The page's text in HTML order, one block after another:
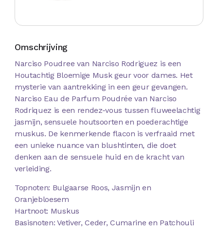
Omschrijving
Narciso Poudree van Narciso Rodriguez is een
Houtachtig Bloemige Musk geur voor dames. Het
mysterie van aantrekking in een geur gevangen.
Narciso Eau de Parfum Poudrée van Narciso
Rodriquez is een rendez-vous tussen fluweelachtig
jasmijn, sensuele houtsoorten en poederachtige
muskus. De kenmerkende flacon is verfraaid met
een unieke nuance van blushtinten, die doet
denken aan de sensuele huid en de kracht van
verleiding.
Topnoten: Bulgaarse Roos, Jasmijn en
Oranjebloesem
Hartnoot: Muskus
Basisnoten: Vetiver, Ceder, Cumarine en Patchouli